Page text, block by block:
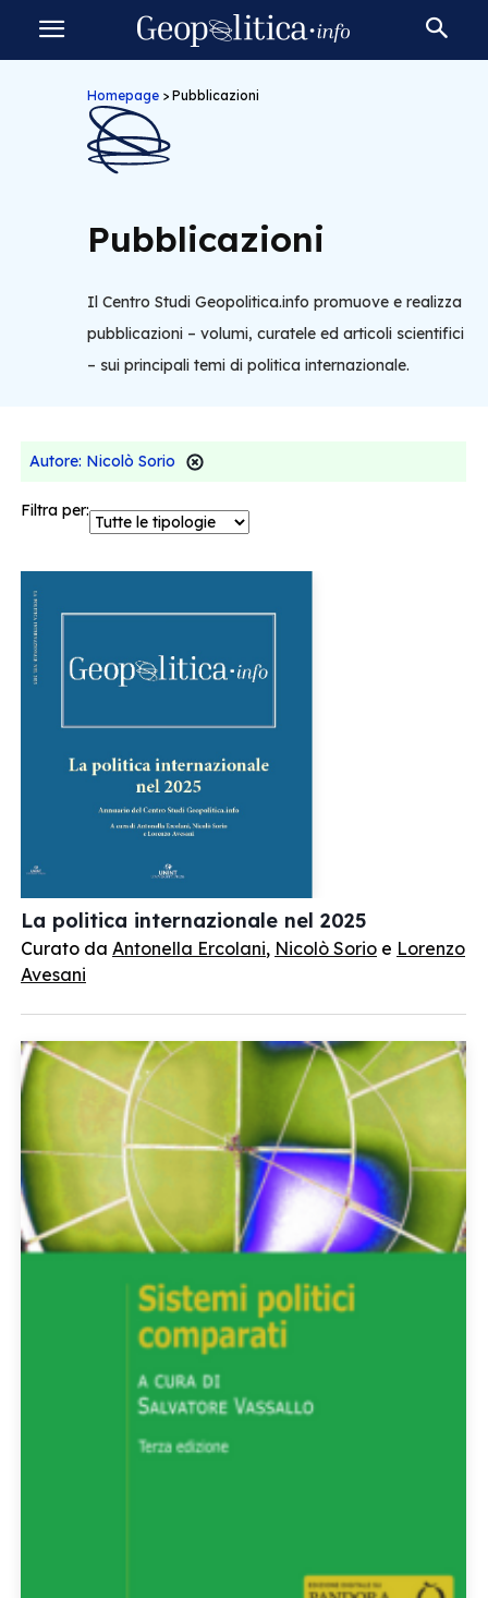
Homepage > Pubblicazioni
Pubblicazioni
Il Centro Studi Geopolitica.info promuove e realizza
pubblicazioni – volumi, curatele ed articoli scientifici
– sui principali temi di politica internazionale.
Autore: Nicolò Sorio
Filtra per:
La politica internazionale nel 2025
Curato da Antonella Ercolani, Nicolò Sorio e Lorenzo
Avesani